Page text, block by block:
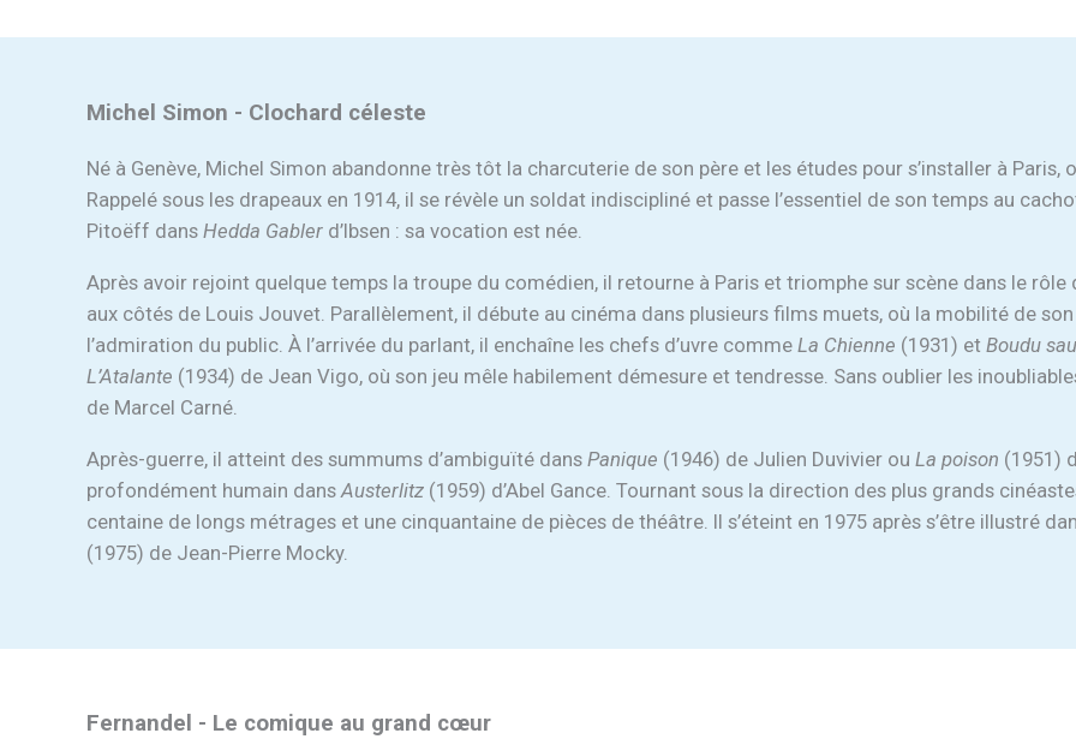
Michel Simon - Clochard céleste
Né à Genève, Michel Simon abandonne très tôt la charcuterie de son père et les études pour s’installer à
Rappelé sous les drapeaux en 1914, il se révèle un soldat indiscipliné et passe l’essentiel de son temps au
Pitoëff dans Hedda Gabler d’Ibsen : sa vocation est née.
Après avoir rejoint quelque temps la troupe du comédien, il retourne à Paris et triomphe sur scène dans le rôle
aux côtés de Louis Jouvet. Parallèlement, il débute au cinéma dans plusieurs films muets, où la mobilité de
l’admiration du public. À l’arrivée du parlant, il enchaîne les chefs d’uvre comme La Chienne (1931) et Boudu
L’Atalante (1934) de Jean Vigo, où son jeu mêle habilement démesure et tendresse. Sans oublier les
de Marcel Carné.
Après-guerre, il atteint des summums d’ambiguïté dans Panique (1946) de Julien Duvivier ou La poison (1951)
profondément humain dans Austerlitz (1959) d’Abel Gance. Tournant sous la direction des plus grands
centaine de longs métrages et une cinquantaine de pièces de théâtre. Il s’éteint en 1975 après s’être illustré
(1975) de Jean-Pierre Mocky.
Fernandel - Le comique au grand cœur